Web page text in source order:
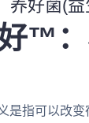
养好菌(
™
是指可以改